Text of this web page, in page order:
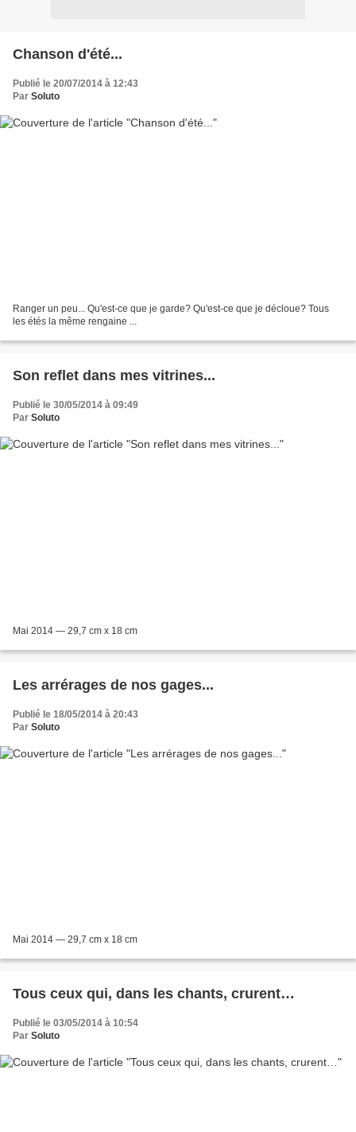
Chanson d'été...
Publié le 20/07/2014 à 12:43
Par Soluto
Ranger un peu... Qu'est-ce que je garde? Qu'est-ce que je décloue? Tous
les étés la même rengaine ...
Son reflet dans mes vitrines...
Publié le 30/05/2014 à 09:49
Par Soluto
Mai 2014 — 29,7 cm x 18 cm
Les arrérages de nos gages...
Publié le 18/05/2014 à 20:43
Par Soluto
Mai 2014 — 29,7 cm x 18 cm
Tous ceux qui, dans les chants, crurent…
Publié le 03/05/2014 à 10:54
Par Soluto